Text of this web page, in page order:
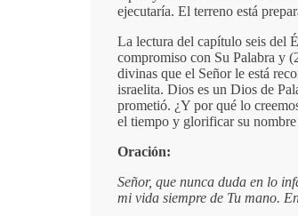
ejecutaría. El terreno está
La lectura del capítulo seis del
compromiso con Su Palabra y
divinas que el Señor le está
israelita. Dios es un Dios de
prometió. ¿Y por qué lo
el tiempo y glorificar su
Oración:
Señor, que nunca duda en lo
mi vida siempre de Tu mano.